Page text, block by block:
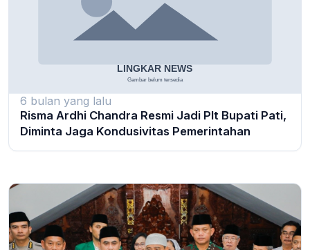
6 bulan yang lalu
Risma Ardhi Chandra Resmi Jadi Plt Bupati Pati,
Diminta Jaga Kondusivitas Pemerintahan